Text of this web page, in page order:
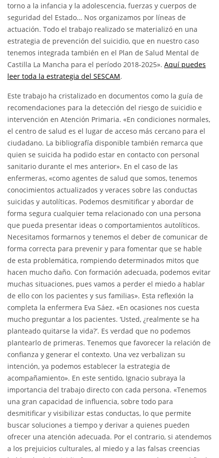
torno a la infancia y la adolescencia, fuerzas y cuerpos de
seguridad del Estado… Nos organizamos por líneas de
actuación. Todo el trabajo realizado se materializó en una
estrategia de prevención del suicidio, que en nuestro caso
tenemos integrada también en el Plan de Salud Mental de
Castilla La Mancha para el período 2018-2025». Aquí puedes
leer toda la estrategia del SESCAM.
Este trabajo ha cristalizado en documentos como la guía de
recomendaciones para la detección del riesgo de suicidio e
intervención en Atención Primaria. «En condiciones normales,
el centro de salud es el lugar de acceso más cercano para el
ciudadano. La bibliografía disponible también remarca que
quien se suicida ha podido estar en contacto con personal
sanitario durante el mes anterior». En el caso de las
enfermeras, «como agentes de salud que somos, tenemos
conocimientos actualizados y veraces sobre las conductas
suicidas y autolíticas. Podemos desmitificar y abordar de
forma segura cualquier tema relacionado con una persona
que pueda presentar ideas o comportamientos autolíticos.
Necesitamos formarnos y tenemos el deber de comunicar de
forma correcta para prevenir y para fomentar que se hable
de esta problemática, rompiendo determinados mitos que
hacen mucho daño. Con formación adecuada, podemos evitar
muchas situaciones, pues vamos a perder el miedo a hablar
de ello con los pacientes y sus familias». Esta reflexión la
completa la enfermera Eva Sáez. «En ocasiones nos cuesta
mucho preguntar a los pacientes. ‘Usted, ¿realmente se ha
planteado quitarse la vida?’. Es verdad que no podemos
plantearlo de primeras. Tenemos que favorecer la relación de
confianza y generar el contexto. Una vez verbalizan su
intención, ya podemos establecer la estrategia de
acompañamiento». En este sentido, Ignacio subraya la
importancia del trabajo directo con cada persona. «Tenemos
una gran capacidad de influencia, sobre todo para
desmitificar y visibilizar estas conductas, lo que permite
buscar soluciones a tiempo y derivar a quienes pueden
ofrecer una atención adecuada. Por el contrario, si atendemos
a los prejuicios culturales, al miedo y a las falsas creencias